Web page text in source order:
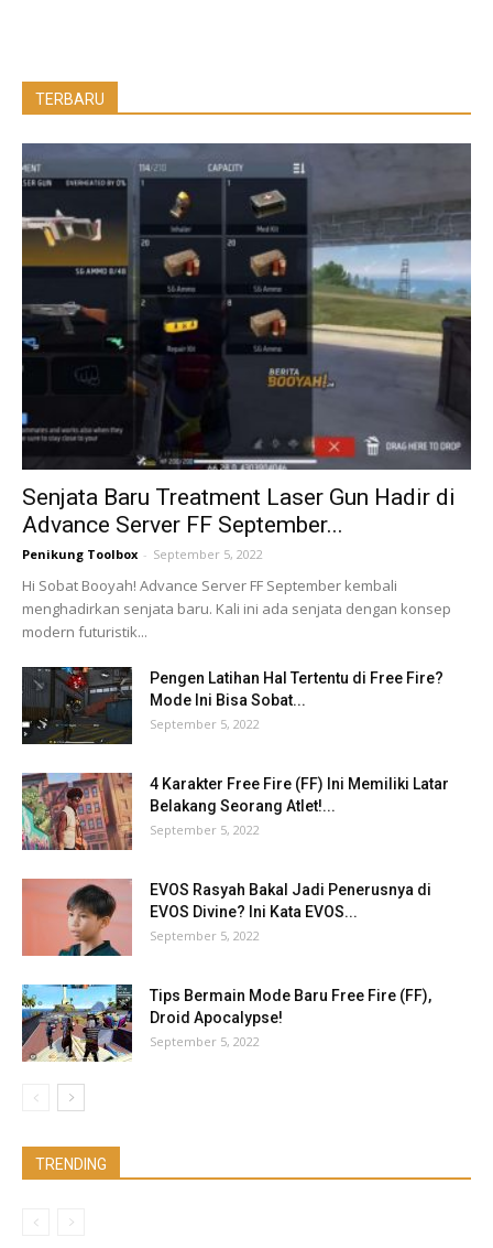
TERBARU
Senjata Baru Treatment Laser Gun Hadir di
Advance Server FF September...
Penikung Toolbox - September 5, 2022
Hi Sobat Booyah! Advance Server FF September kembali
menghadirkan senjata baru. Kali ini ada senjata dengan konsep
modern futuristik...
Pengen Latihan Hal Tertentu di Free Fire?
Mode Ini Bisa Sobat...
September 5, 2022
4 Karakter Free Fire (FF) Ini Memiliki Latar
Belakang Seorang Atlet!...
September 5, 2022
EVOS Rasyah Bakal Jadi Penerusnya di
EVOS Divine? Ini Kata EVOS...
September 5, 2022
Tips Bermain Mode Baru Free Fire (FF),
Droid Apocalypse!
September 5, 2022
TRENDING